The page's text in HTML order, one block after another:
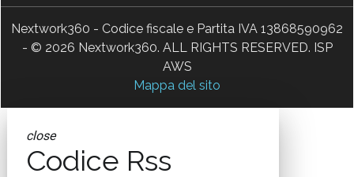
Nextwork360 - Codice fiscale e Partita IVA 13868590962
- © 2026 Nextwork360. ALL RIGHTS RESERVED. ISP
AWS
Mappa del sito
close
Codice Rss